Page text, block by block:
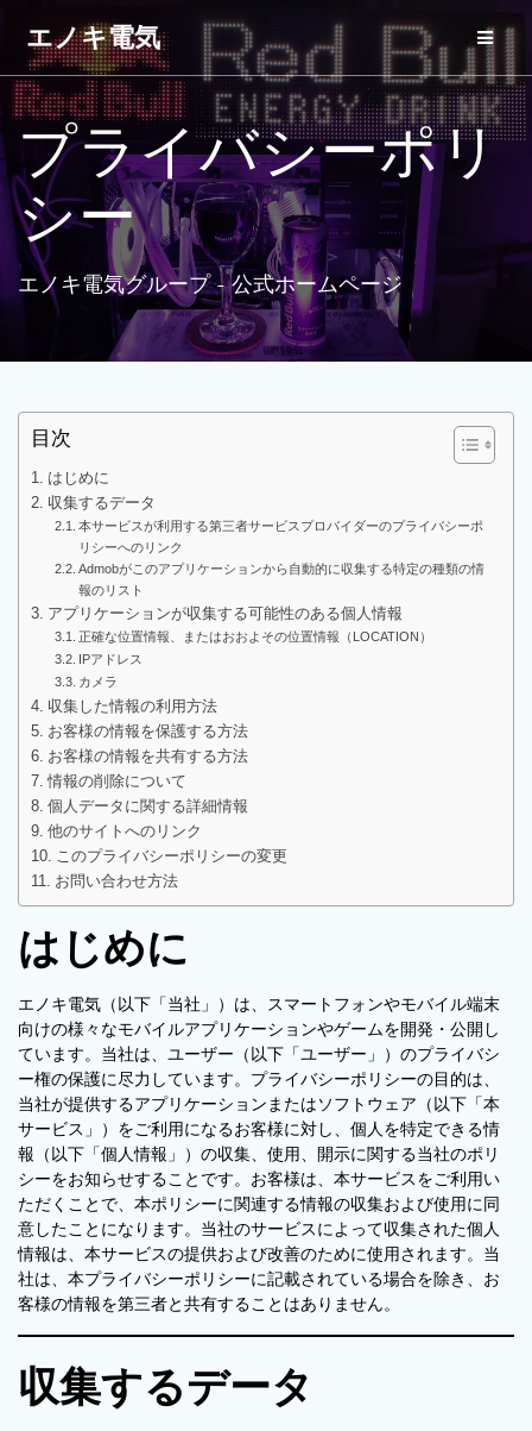
ン
ツ
へ
ス
キ
ッ
エノキ電気
プライバシーポリ
シー
エノキ電気グループ - 公式ホームページ
目次
はじめに
収集するデータ
本サービスが利用する第三者サービスプロバイダーのプライバシーポ
リシーへのリンク
Admobがこのアプリケーションから自動的に収集する特定の種類の情
報のリスト
アプリケーションが収集する可能性のある個人情報
正確な位置情報、またはおおよその位置情報（LOCATION）
IPアドレス
カメラ
収集した情報の利用方法
お客様の情報を保護する方法
お客様の情報を共有する方法
情報の削除について
個人データに関する詳細情報
他のサイトへのリンク
このプライバシーポリシーの変更
お問い合わせ方法
はじめに
エノキ電気（以下「当社」）は、スマートフォンやモバイル端末
向けの様々なモバイルアプリケーションやゲームを開発・公開し
ています。当社は、ユーザー（以下「ユーザー」）のプライバシ
ー権の保護に尽力しています。プライバシーポリシーの目的は、
当社が提供するアプリケーションまたはソフトウェア（以下「本
サービス」）をご利用になるお客様に対し、個人を特定できる情
報（以下「個人情報」）の収集、使用、開示に関する当社のポリ
シーをお知らせすることです。お客様は、本サービスをご利用い
ただくことで、本ポリシーに関連する情報の収集および使用に同
意したことになります。当社のサービスによって収集された個人
情報は、本サービスの提供および改善のために使用されます。当
社は、本プライバシーポリシーに記載されている場合を除き、お
客様の情報を第三者と共有することはありません。
収集するデータ